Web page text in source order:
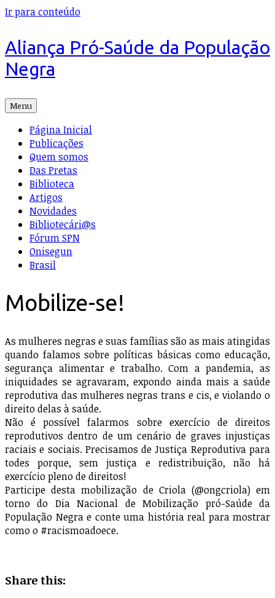
Ir para conteúdo
Aliança Pró-Saúde da População
Negra
Menu
Página Inicial
Publicações
Quem somos
Das Pretas
Biblioteca
Artigos
Novidades
Bibliotecári@s
Fórum SPN
Onisegun
Brasil
Mobilize-se!
As mulheres negras e suas famílias são as mais atingidas
quando falamos sobre políticas básicas como educação,
segurança alimentar e trabalho. Com a pandemia, as
iniquidades se agravaram, expondo ainda mais a saúde
reprodutiva das mulheres negras trans e cis, e violando o
direito delas à saúde.
Não é possível falarmos sobre exercício de direitos
reprodutivos dentro de um cenário de graves injustiças
raciais e sociais. Precisamos de Justiça Reprodutiva para
todes porque, sem justiça e redistribuição, não há
exercício pleno de direitos!
Participe desta mobilização de Criola (@ongcriola) em
torno do Dia Nacional de Mobilização pró-Saúde da
População Negra e conte uma história real para mostrar
como o #racismoadoece.
Share this: